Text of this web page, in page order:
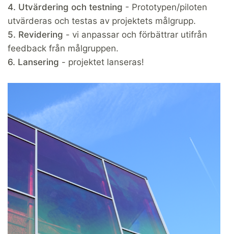
4. Utvärdering och testning - Prototypen/piloten
utvärderas och testas av projektets målgrupp.
5. Revidering - vi anpassar och förbättrar utifrån
feedback från målgruppen.
6. Lansering - projektet lanseras!